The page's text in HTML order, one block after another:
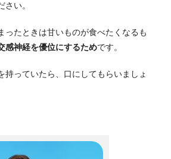
い。
ったときは甘いものが食べたくなるも
感神経を優位にするためです。
持っていたら、口にしてもらいましょ